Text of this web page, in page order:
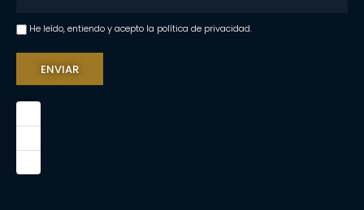
He leído, entiendo y acepto la política de privacidad.
ENVIAR